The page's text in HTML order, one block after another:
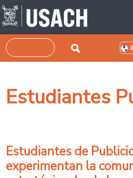
Pasar al contenido principal
Buscar
Estudiantes
Estudiantes de
experimentan la